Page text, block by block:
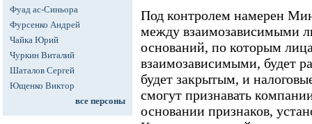
Фуад ас-Синьора
Фурсенко Андрей
Чайка Юрий
Чуркин Виталий
Шаталов Сергей
Ющенко Виктор
все персоны
Под контролем намерен
между взаимозависимыми
оснований, по которым
взаимозависимыми, будет
будет закрытым, и
смогут признавать
основании признаков,